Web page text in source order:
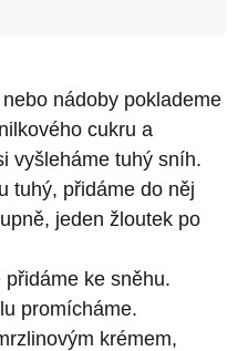
nádoby poklademe
cukru a
vyšleháme tuhý sníh.
tuhý, přidáme do něj
jeden žloutek po
ke sněhu.
promícháme.
krémem,